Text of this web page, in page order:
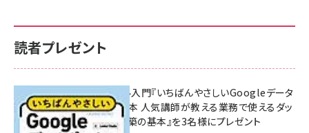
読者プレゼント
無料BIツール入門『いちばんやさしいGoogleデータ
ポータルの教本 人気講師が教える業務で使えるダッ
シュボード構築の基本』を3名様にプレゼント